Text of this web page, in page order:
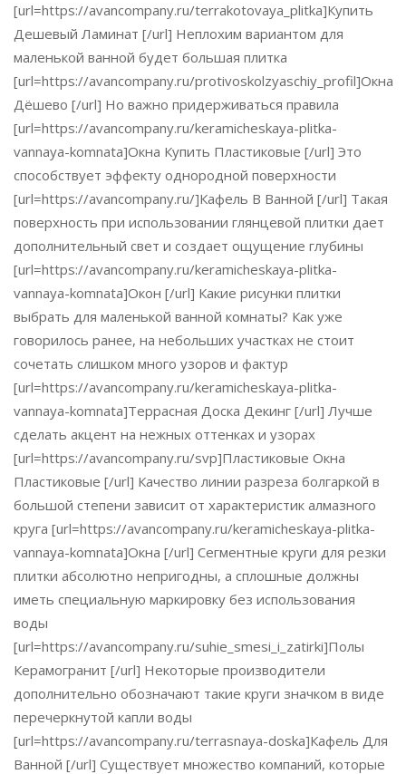
[url=https://avancompany.ru/terrakotovaya_plitka]Купить
Дешевый Ламинат [/url] Неплохим вариантом для
маленькой ванной будет большая плитка
[url=https://avancompany.ru/protivoskolzyaschiy_profil]Окна
Дёшево [/url] Но важно придерживаться правила
[url=https://avancompany.ru/keramicheskaya-plitka-
vannaya-komnata]Окна Купить Пластиковые [/url] Это
способствует эффекту однородной поверхности
[url=https://avancompany.ru/]Кафель В Ванной [/url] Такая
поверхность при использовании глянцевой плитки дает
дополнительный свет и создает ощущение глубины
[url=https://avancompany.ru/keramicheskaya-plitka-
vannaya-komnata]Окон [/url] Какие рисунки плитки
выбрать для маленькой ванной комнаты? Как уже
говорилось ранее, на небольших участках не стоит
сочетать слишком много узоров и фактур
[url=https://avancompany.ru/keramicheskaya-plitka-
vannaya-komnata]Террасная Доска Декинг [/url] Лучше
сделать акцент на нежных оттенках и узорах
[url=https://avancompany.ru/svp]Пластиковые Окна
Пластиковые [/url] Качество линии разреза болгаркой в
большой степени зависит от характеристик алмазного
круга [url=https://avancompany.ru/keramicheskaya-plitka-
vannaya-komnata]Окна [/url] Сегментные круги для резки
плитки абсолютно непригодны, а сплошные должны
иметь специальную маркировку без использования
воды
[url=https://avancompany.ru/suhie_smesi_i_zatirki]Полы
Керамогранит [/url] Некоторые производители
дополнительно обозначают такие круги значком в виде
перечеркнутой капли воды
[url=https://avancompany.ru/terrasnaya-doska]Кафель Для
Ванной [/url] Существует множество компаний, которые